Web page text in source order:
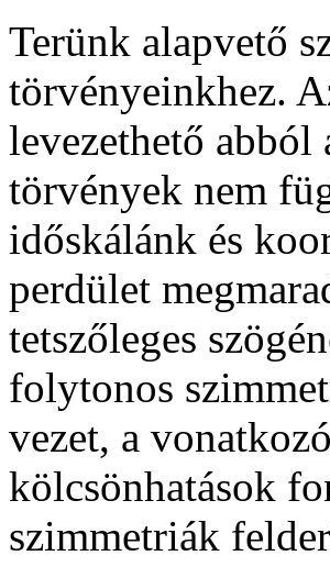
Terünk alapvető
törvényeinkhez.
levezethető
törvények nem
időskálánk és
perdület
tetszőleges
folytonos
vezet, a
kölcsönhatások
szimmetriák